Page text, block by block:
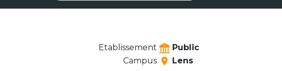
Etablissement
Public
Campus
Lens